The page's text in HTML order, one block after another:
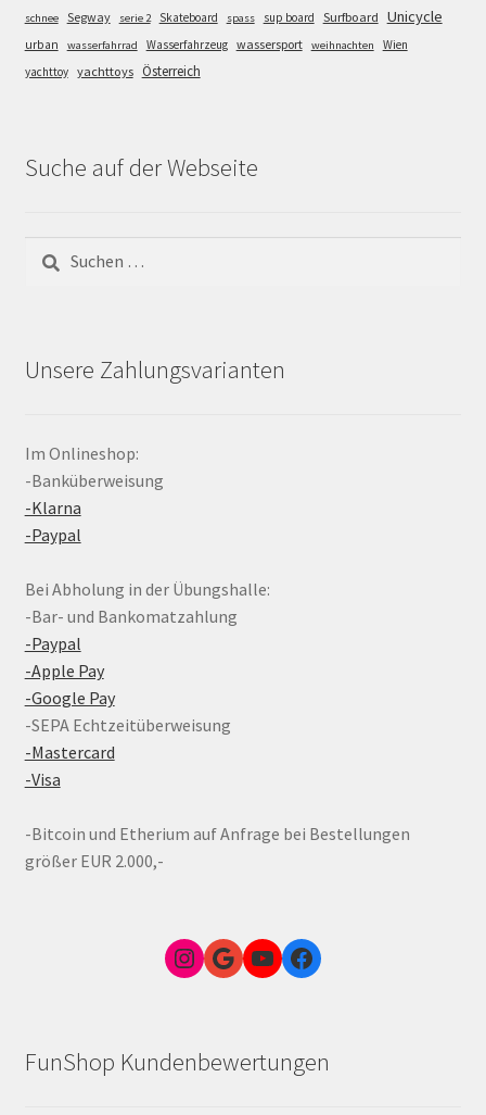
schnee Segway serie 2 Skateboard spass sup board Surfboard Unicycle
urban wasserfahrrad Wasserfahrzeug wassersport weihnachten
Wien
yachttoy yachttoys Österreich
Suche auf der Webseite
Suchen
nach:
Unsere Zahlungsvarianten
Im Onlineshop:
-Banküberweisung
-Klarna
-Paypal
Bei Abholung in der Übungshalle:
-Bar- und Bankomatzahlung
-Paypal
-Apple Pay
-Google Pay
-SEPA Echtzeitüberweisung
-Mastercard
-Visa
-Bitcoin und Etherium auf Anfrage bei Bestellungen
größer EUR 2.000,-
Instagram
Google Link zum FunShop WienYouTubeFacebook
FunShop Kundenbewertungen